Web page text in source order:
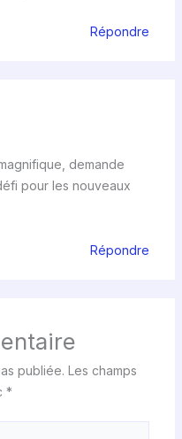
Répondre
demande
pour les nouveaux
Répondre
publiée. Les champs
*